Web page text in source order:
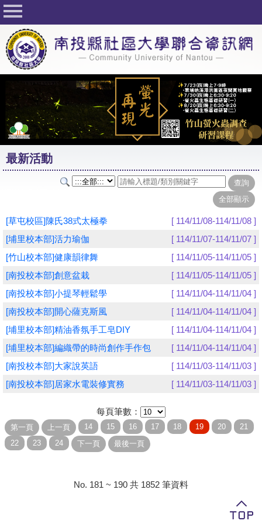
回首頁
關於社大
公佈欄
行事曆
最新活動
活動花絮
課程一覽表
志工與社團
友站連結
網路選課
學員專區
教師專區
評委專區
最新活動
[草屯校區]陳氏38式太極拳
[ 114/11/08-114/11/08 ]
[埔里校本部]活力瑜伽
[ 114/11/07-114/11/07 ]
[竹山校本部]健康韻律舞
[ 114/11/05-114/11/05 ]
[南投校本部]創意盆栽
[ 114/11/05-114/11/05 ]
[南投校本部]小提琴輕鬆學
[ 114/11/04-114/11/04 ]
[南投校本部]開心薩克斯風
[ 114/11/04-114/11/04 ]
[埔里校本部]精油香氛手工皂DIY
[ 114/11/04-114/11/04 ]
[埔里校本部]編織帶的時尚創作手作包
[ 114/11/04-114/11/04 ]
[南投校本部]大家說英語
[ 114/11/03-114/11/03 ]
[南投校本部]居家水電裝修實務
[ 114/11/03-114/11/03 ]
每頁筆數：
No. 181 ~ 190 共 1852 筆資料